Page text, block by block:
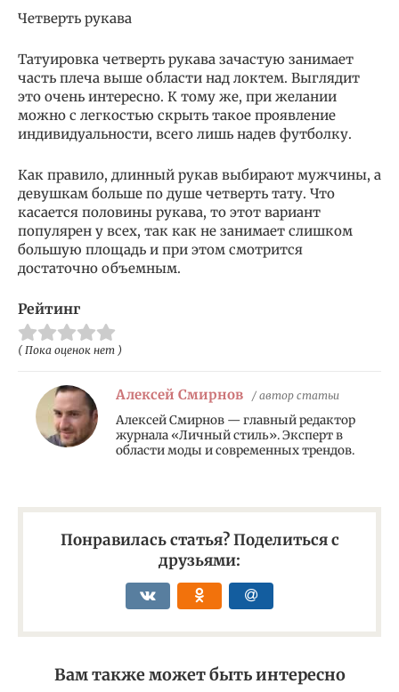
Четверть рукава
Татуировка четверть рукава зачастую занимает
часть плеча выше области над локтем. Выглядит
это очень интересно. К тому же, при желании
можно с легкостью скрыть такое проявление
индивидуальности, всего лишь надев футболку.
Как правило, длинный рукав выбирают мужчины, а
девушкам больше по душе четверть тату. Что
касается половины рукава, то этот вариант
популярен у всех, так как не занимает слишком
большую площадь и при этом смотрится
достаточно объемным.
Рейтинг
( Пока оценок нет )
Алексей Смирнов / автор статьи
Алексей Смирнов — главный редактор
журнала «Личный стиль». Эксперт в
области моды и современных трендов.
Понравилась статья? Поделиться с
друзьями:
Вам также может быть интересно